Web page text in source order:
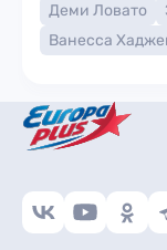
Деми Ловато
Ванесса